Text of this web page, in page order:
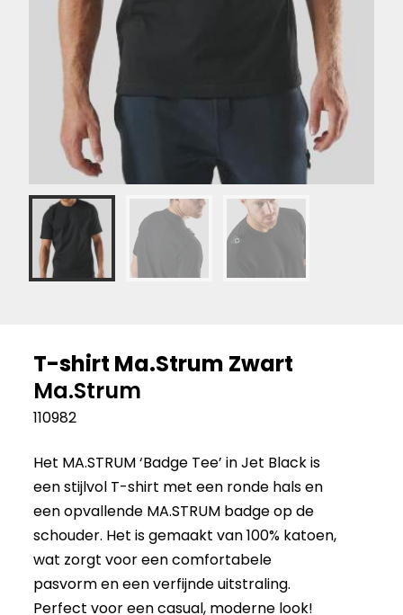
T-shirt Ma.Strum Zwart
Ma.Strum
110982
Het MA.STRUM ‘Badge Tee’ in Jet Black is
een stijlvol T-shirt met een ronde hals en
een opvallende MA.STRUM badge op de
schouder. Het is gemaakt van 100% katoen,
wat zorgt voor een comfortabele
pasvorm en een verfijnde uitstraling.
Perfect voor een casual, moderne look!